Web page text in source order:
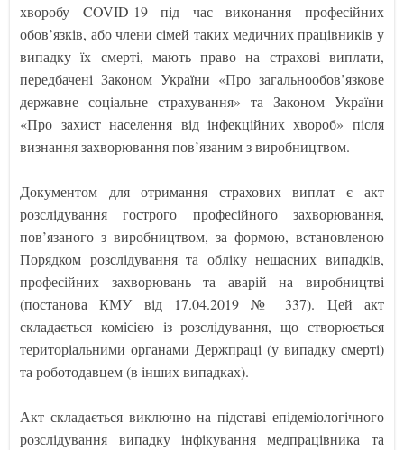
хворобу COVID-19 під час виконання професійних
обов’язків, або члени сімей таких медичних працівників у
випадку їх смерті, мають право на страхові виплати,
передбачені Законом України «Про загальнообов’язкове
державне соціальне страхування» та Законом України
«Про захист населення від інфекційних хвороб» після
визнання захворювання пов’язаним з виробництвом.
Документом для отримання страхових виплат є акт
розслідування гострого професійного захворювання,
пов’язаного з виробництвом, за формою, встановленою
Порядком розслідування та обліку нещасних випадків,
професійних захворювань та аварій на виробництві
(постанова КМУ від 17.04.2019 № 337). Цей акт
складається комісією із розслідування, що створюється
територіальними органами Держпраці (у випадку смерті)
та роботодавцем (в інших випадках).
Акт складається виключно на підставі епідеміологічного
розслідування випадку інфікування медпрацівника та